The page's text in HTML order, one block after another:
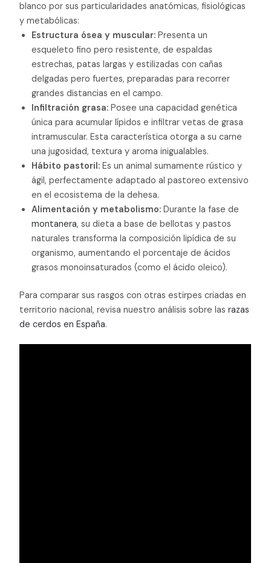
blanco por sus particularidades anatómicas, fisiológicas
y metabólicas:
Estructura ósea y muscular: Presenta un
esqueleto fino pero resistente, de espaldas
estrechas, patas largas y estilizadas con cañas
delgadas pero fuertes, preparadas para recorrer
grandes distancias en el campo.
Infiltración grasa: Posee una capacidad genética
única para acumular lípidos e infiltrar vetas de grasa
intramuscular. Esta característica otorga a su carne
una jugosidad, textura y aroma inigualables.
Hábito pastoril: Es un animal sumamente rústico y
ágil, perfectamente adaptado al pastoreo extensivo
en el ecosistema de la dehesa.
Alimentación y metabolismo: Durante la fase de
montanera, su dieta a base de bellotas y pastos
naturales transforma la composición lipídica de su
organismo, aumentando el porcentaje de ácidos
grasos monoinsaturados (como el ácido oleico).
Para comparar sus rasgos con otras estirpes criadas en
territorio nacional, revisa nuestro análisis sobre lasrazas
de cerdos en España.